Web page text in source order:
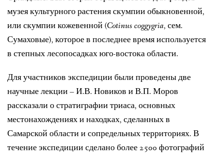
музея культурного растения скумпии обыкновенной,
или скумпии кожевенной (Cotinus coggygria, сем.
Сумаховые), которое в последнее время используется
в степных лесопосадках юго-востока области.
Для участников экспедиции были проведены две
научные лекции – И.В. Новиков и В.П. Моров
рассказали о стратиграфии триаса, основных
местонахождениях и находках, сделанных в
Самарской области и сопредельных территориях. В
течение экспедиции сделано более 2500 фотографий